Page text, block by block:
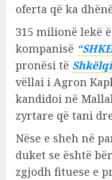
oferta që ka
315 milionë lekë
kompanisë
pronësi të
vëllai i Agron
kandidoi në
zyrtare që tani
Nëse e sheh në
duket se është
zgjodh fituese e